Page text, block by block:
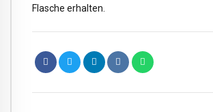
Flasche erhalten.